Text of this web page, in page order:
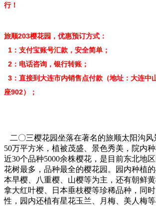
行！
旅顺203樱花园，优惠预订方式：
1：支付宝账号汇款，安全简单；
2：电话咨询，银行转账；
3：直接到大连市内销售点付款（地址：大连中
座902）；
二〇三樱花园坐落在著名的旅顺太阳沟风
50万平方米，植被茂盛、景色秀美，院内
近30个品种5000余株樱花，是目前东北地
花树最多，品种最全的樱花园。园内种植
本早樱、八重樱、山樱等为主，还有朝鲜
拿大红叶樱、日本垂枝樱等珍稀品种，同
性，园内还植有星花玉兰、月梅、美人梅等